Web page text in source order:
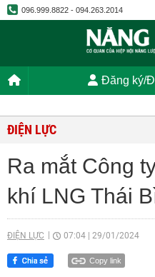
096.999.8822 - 094.263.2014
Đăng ký/
ĐIỆN LỰC
Ra mắt Công
khí LNG Thái
ĐIỆN LỰC 07:04 29/01/2024
Copy link